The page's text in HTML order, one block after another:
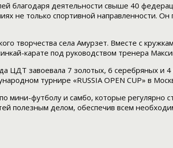
благодаря деятельности свыше 40
не только спортивной направленности.
творчества села Амурзет. Вместе с
карате под руководством тренера
ЦДТ завоевала 7 золотых, 6 серебряных
турнире «RUSSIA OPEN CUP» в
мини-футболу и самбо, которые регулярно
полезным делом, обеспечив всем